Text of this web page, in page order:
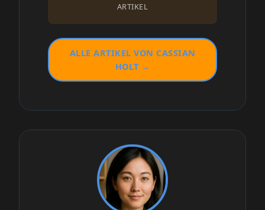
ARTIKEL
ALLE ARTIKEL VON CASSIAN
HOLT →